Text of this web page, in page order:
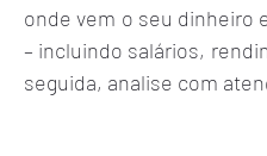
onde vem o seu dinheiro
– incluindo salários,
seguida, analise com